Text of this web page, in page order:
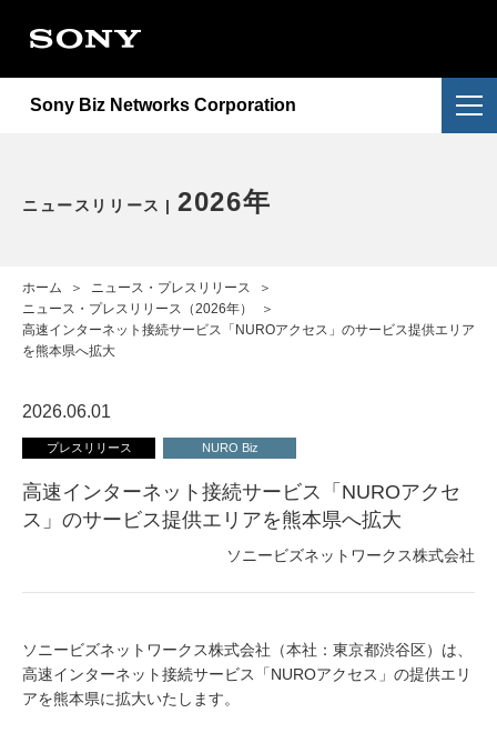
Sony Biz Networks Corporation
会社情報
アクセス
提供サービス
NURO Biz
2026年
2024年
2023年
2022年
採用情報
ニュースリリース 2026年
ホーム ＞ ニュース・プレスリリース
＞
ニュース・プレスリリース（2026年）
＞
高速インターネット接続サービス「NUROアクセス」のサービス提供エリア
を熊本県へ拡大
2026.06.01
プレスリリース NURO Biz
高速インターネット接続サービス「NUROアクセ
ス」のサービス提供エリアを熊本県へ拡大
ソニービズネットワークス株式会社
ソニービズネットワークス株式会社（本社：東京都渋谷区）は、
高速インターネット接続サービス「NUROアクセス」の提供エリ
アを熊本県に拡大いたします。